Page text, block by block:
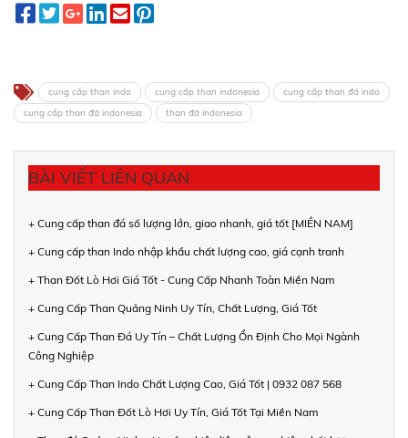
cung cấp than indo cung cấp than indonesia
cung cấp than đá indo
cung cấp than đá indonesia
than đá indonesia
BÀI VIẾT LIÊN QUAN
+ Cung cấp than đá số lượng lớn, giao nhanh, giá tốt [MIỀN NAM]
+ Cung cấp than Indo nhập khẩu chất lượng cao, giá cạnh tranh
+ Than Đốt Lò Hơi Giá Tốt - Cung Cấp Nhanh Toàn Miền Nam
+ Cung Cấp Than Quảng Ninh Uy Tín, Chất Lượng, Giá Tốt
+ Cung Cấp Than Đá Uy Tín – Chất Lượng Ổn Định Cho Mọi Ngành
Công Nghiệp
+ Cung Cấp Than Indo Chất Lượng Cao, Giá Tốt | 0932 087 568
+ Cung Cấp Than Đốt Lò Hơi Uy Tín, Giá Tốt Tại Miền Nam